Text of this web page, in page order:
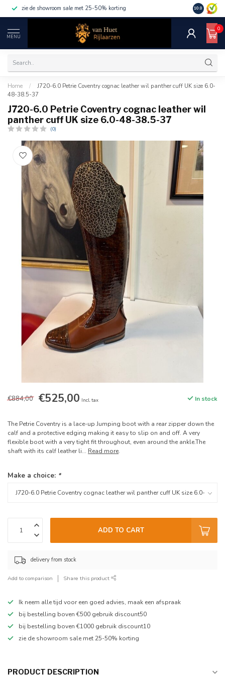
zie de showroom sale met 25-50% korting 10.0
MENU
0
Home /
J720-6.0 Petrie Coventry cognac leather wil panther cuff UK size 6.0-
48-38.5-37
J720-6.0 Petrie Coventry cognac leather wil
panther cuff UK size 6.0-48-38.5-37
(0)
€884,00 €525,00 Incl. tax In stock
The Petrie Coventry is a lace-up Jumping boot with a rear zipper down the
calf and a protective edging making it easy to slip on and off. A very
flexible boot with a very tight fit throughout, even around the ankle.The
shaft with its calf leather li... Read more.
Make a choice: *
ADD TO CART
delivery from stock
Add to comparison Share this product
Ik neem alle tijd voor een goed advies, maak een afspraak
bij bestelling boven €500 gebruik discount50
bij bestelling boven €1000 gebruik discount10
zie de showroom sale met 25-50% korting
PRODUCT DESCRIPTION